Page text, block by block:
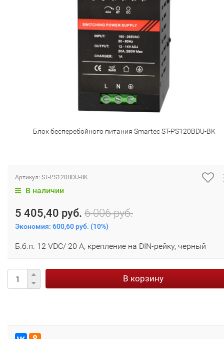
Блок бесперебойного питания Smartec ST-PS120BDU-BK
Артикул: ST-PS120BDU-BK
В наличии
5 405,40 руб. 6 006 руб.
Экономия: 600,60 руб. (10%)
Б.б.п. 12 VDC/ 20 A, крепление на DIN-рейку, черный
В корзину